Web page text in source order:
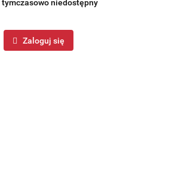
tymczasowo niedostępny
Zaloguj się